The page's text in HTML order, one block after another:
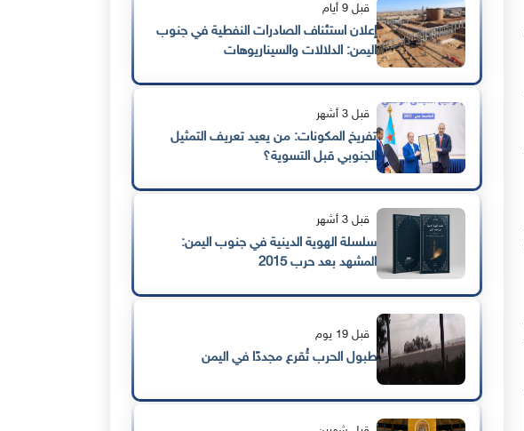
قبل 9 أيام
إعلان استئناف الصادرات النفطية في جنوب
اليمن: الدلالات والسيناريوهات
قبل 3 أشهر
تفريخ المكونات: من يعيد تعريف التمثيل
الجنوبي قبل التسوية؟
قبل 3 أشهر
سلسلة الهوية الدينية في جنوب اليمن:
المشهد بعد حرب 2015
قبل 19 يوم
طبول الحرب تُقرع مجددًا في اليمن